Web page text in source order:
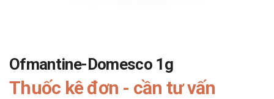
Ofmantine-Domesco 1g
Thuốc kê đơn - cần tư vấn